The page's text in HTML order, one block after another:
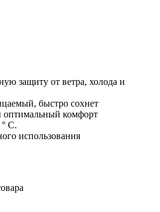
защиту от ветра, холода и
быстро сохнет
оптимальный комфорт
C.
использования